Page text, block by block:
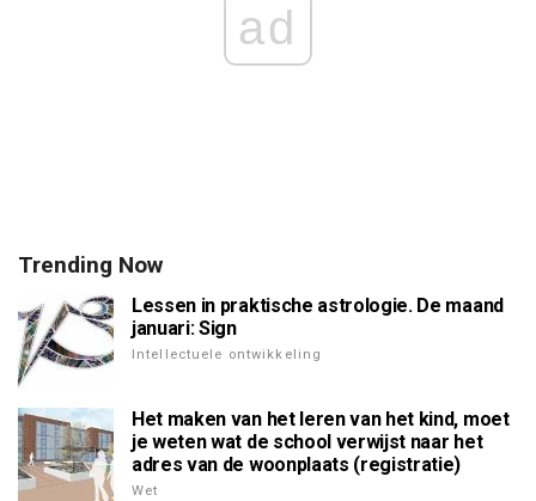
ad
Trending Now
Lessen in praktische astrologie. De maand
januari: Sign
Intellectuele ontwikkeling
Het maken van het leren van het kind, moet
je weten wat de school verwijst naar het
adres van de woonplaats (registratie)
Wet